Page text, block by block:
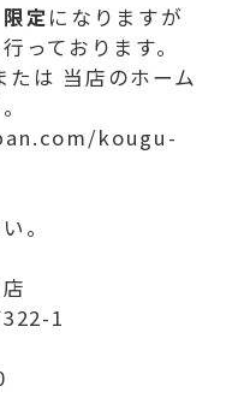
定になりますが
っております。
は 当店のホーム
kougu-
。
1